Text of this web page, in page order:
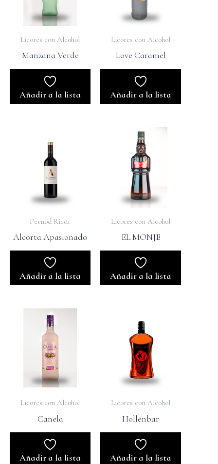
Licores con Alcohol
Manzana Verde
Añadir a la lista
Licores con Alcohol
Love Caramel
Añadir a la lista
Pernod Ricar
Alcorta Apasionado
Añadir a la lista
Licores con Alcohol
EL MONJE
Añadir a la lista
Licores con Alcohol
Canela
Añadir a la lista
Licores con Alcohol
Hollenbar
Añadir a la lista